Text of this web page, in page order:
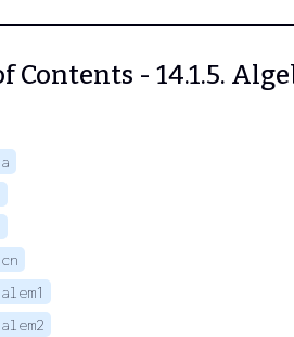
Contents - 14.1.5.